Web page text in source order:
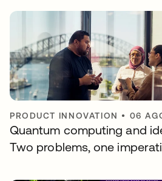
PRODUCT INNOVATION • 06
Quantum computing and
Two problems, one